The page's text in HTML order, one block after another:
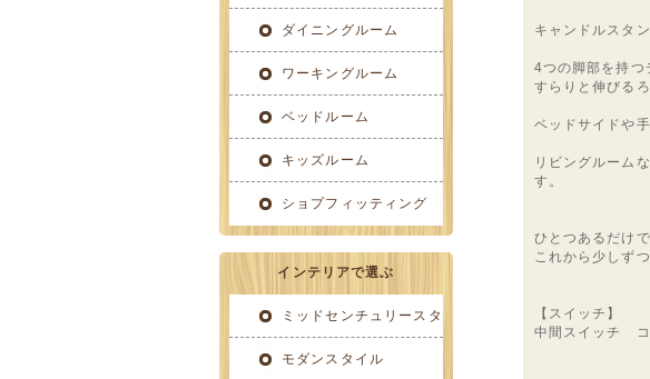
ダイニングルーム
ワーキングルーム
ベッドルーム
キッズルーム
ショプフィッティング
インテリアで選ぶ
ミッドセンチュリースタ
モダンスタイル
キャンドルスタ
4つの脚部を持つ
すらりと伸びる
ベッドサイドや
リビングルーム
す。
ひとつあるだけ
これから少しず
【スイッチ】
中間スイッチ コ